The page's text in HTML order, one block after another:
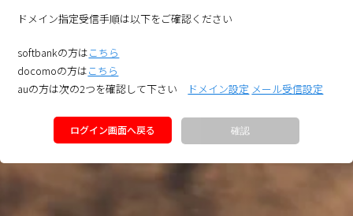
ドメイン指定受信手順は以下をご確認ください
softbankの方はこちら
docomoの方はこちら
auの方は次の2つを確認して下さい
ドメイン設定 メール受信設定
ログイン画面へ戻る 確認